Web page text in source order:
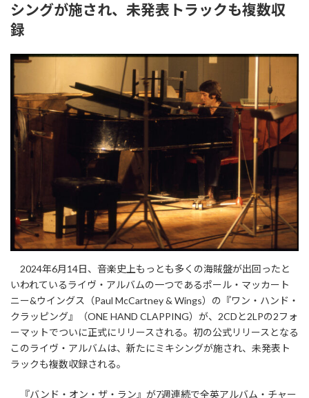
時
シングが施され、未発表トラックも複数収
録
2024年6月14日、音楽史上もっとも多くの海賊盤が出回ったと
いわれているライヴ・アルバムの一つであるポール・マッカート
ニー&ウイングス（Paul McCartney & Wings）の『ワン・ハンド・
クラッピング』（ONE HAND CLAPPING）が、2CDと2LPの2フォ
ーマットでついに正式にリリースされる。初の公式リリースとなる
このライヴ・アルバムは、新たにミキシングが施され、未発表ト
ラックも複数収録される。
『バンド・オン・ザ・ラン』が7週連続で全英アルバム・チャー